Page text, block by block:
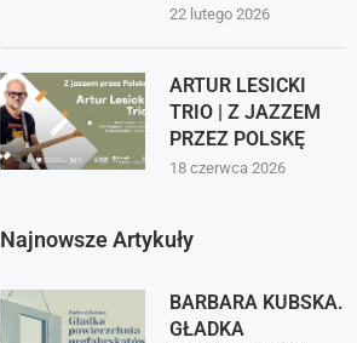
22 lutego 2026
ARTUR LESICKI
TRIO | Z JAZZEM
PRZEZ POLSKĘ
18 czerwca 2026
Najnowsze Artykuły
BARBARA KUBSKA.
GŁADKA